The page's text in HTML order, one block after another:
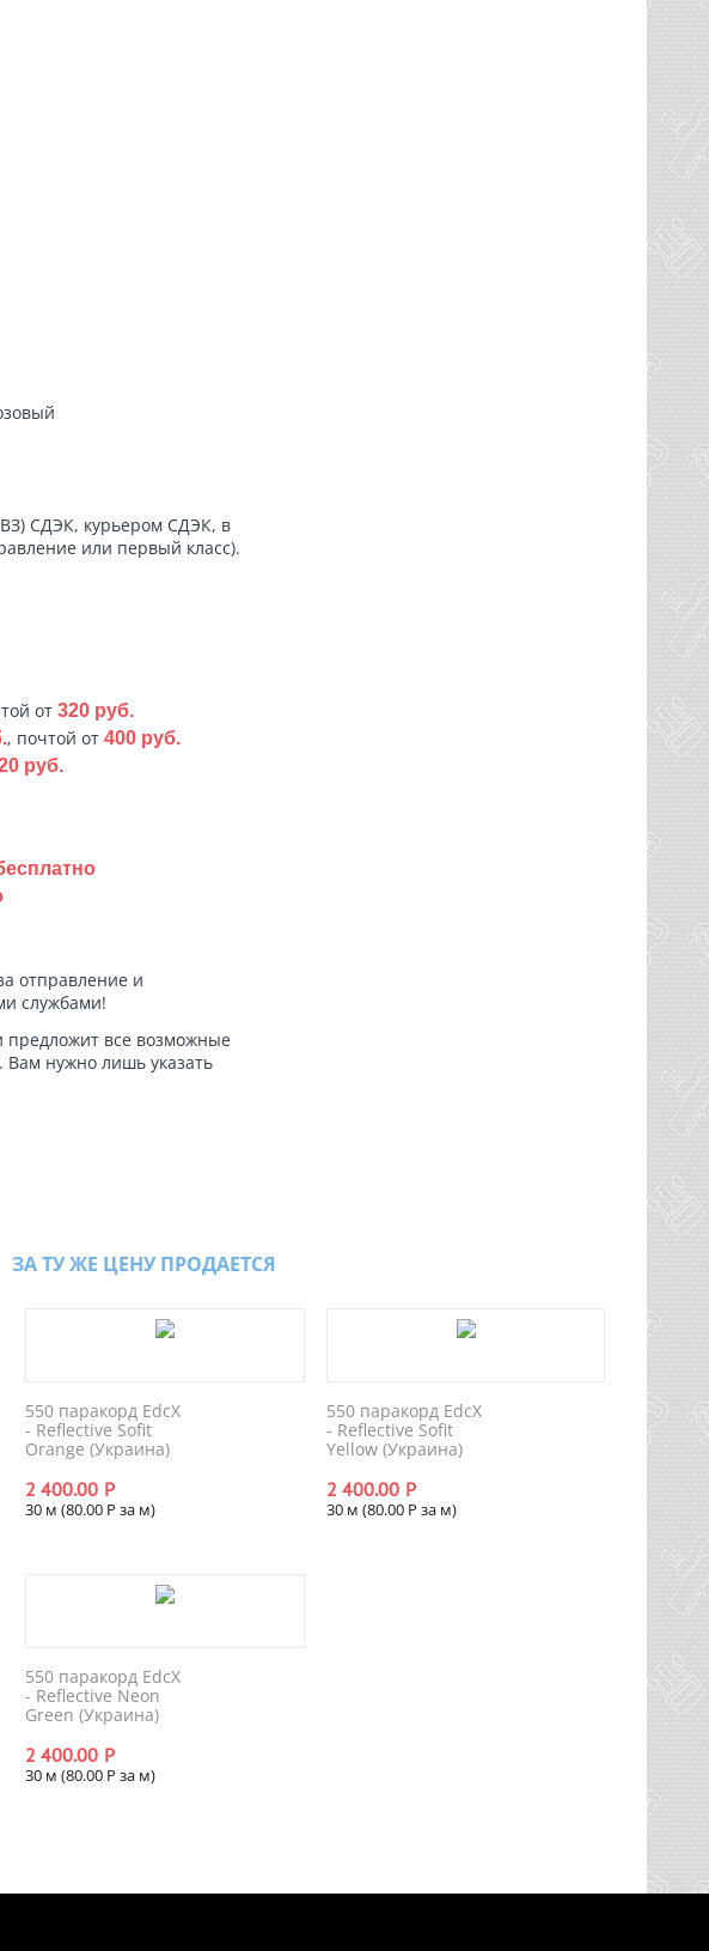
СДЭК, курьером СДЭК, в
или первый класс).
от 320 руб.
, почтой от 400 руб.
руб.
отправление и
службами!
предложит все возможные
Вам нужно лишь указать
ЗА ТУ ЖЕ ЦЕНУ ПРОДАЕТСЯ
550 паракорд EdcX
- Reflective Sofit
Orange (Украина)
2 400.00 Р
30 м (80.00 Р за м)
550 паракорд EdcX
- Reflective Sofit
Yellow (Украина)
2 400.00 Р
30 м (80.00 Р за м)
550 паракорд EdcX
- Reflective Neon
Green (Украина)
2 400.00 Р
30 м (80.00 Р за м)